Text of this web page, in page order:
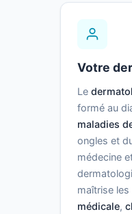
Votre
Le
formé au
maladies
ongles et
médecine
maîtrise
médicale,